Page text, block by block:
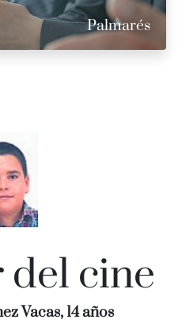
Palmarés
cine
Vacas, 14 años